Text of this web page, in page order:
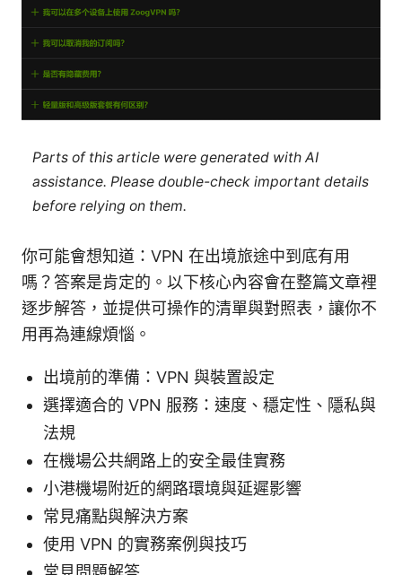
Parts of this article were generated with AI
assistance. Please double-check important details
before relying on them.
你可能會想知道：VPN 在出境旅途中到底有用
嗎？答案是肯定的。以下核心內容會在整篇文章裡
逐步解答，並提供可操作的清單與對照表，讓你不
用再為連線煩惱。
出境前的準備：VPN 與裝置設定
選擇適合的 VPN 服務：速度、穩定性、隱私與
法規
在機場公共網路上的安全最佳實務
小港機場附近的網路環境與延遲影響
常見痛點與解決方案
使用 VPN 的實務案例與技巧